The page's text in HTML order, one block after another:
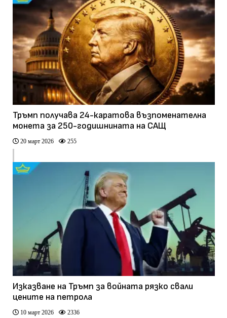
Тръмп получава 24-каратова възпоменателна
монета за 250-годишнината на САЩ
20 март 2026 255
Изказване на Тръмп за войната рязко свали
цените на петрола
10 март 2026 2336